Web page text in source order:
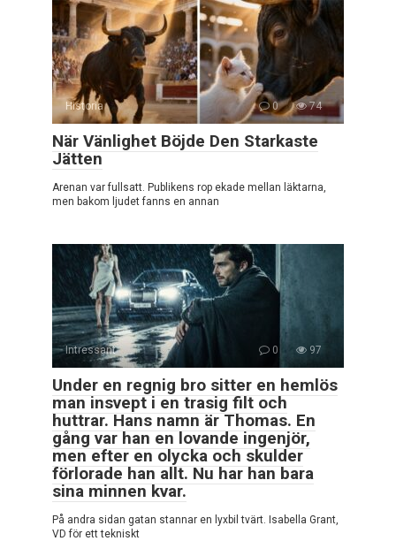
Historia 0 74
När Vänlighet Böjde Den Starkaste
Jätten
Arenan var fullsatt. Publikens rop ekade mellan läktarna,
men bakom ljudet fanns en annan
Intressant 0 97
Under en regnig bro sitter en hemlös
man insvept i en trasig filt och
huttrar. Hans namn är Thomas. En
gång var han en lovande ingenjör,
men efter en olycka och skulder
förlorade han allt. Nu har han bara
sina minnen kvar.
På andra sidan gatan stannar en lyxbil tvärt. Isabella Grant,
VD för ett tekniskt